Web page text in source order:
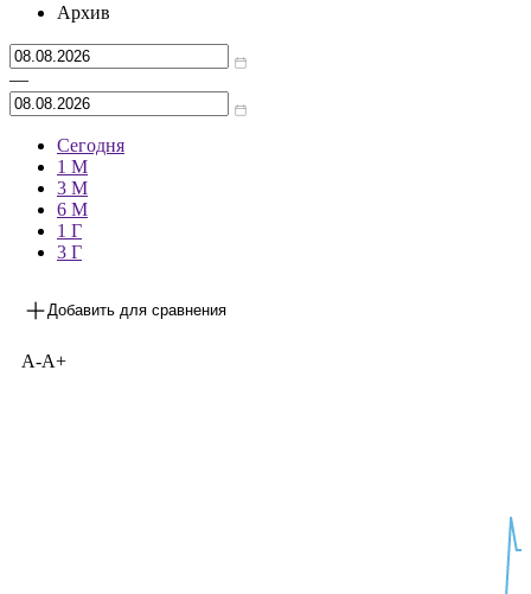
Архив
—
Сегодня
1 М
3 М
6 М
1 Г
3 Г
Добавить для сравнения